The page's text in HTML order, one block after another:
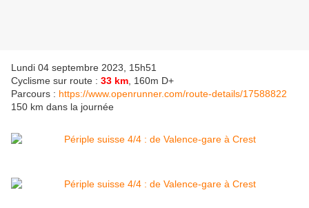
Lundi 04 septembre 2023, 15h51
Cyclisme sur route : 33 km , 160m D+
Parcours : https://www.openrunner.com/route-details/17588822
150 km dans la journée